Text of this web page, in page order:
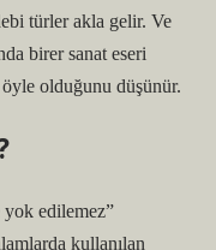
türler akla gelir. Ve
birer sanat eseri
olduğunu düşünür.
yok edilemez”
kullanılan